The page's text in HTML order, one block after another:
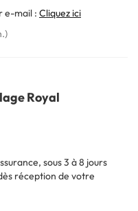
e-mail : Cliquez ici
Royal
sous 3 à 8 jours
réception de votre